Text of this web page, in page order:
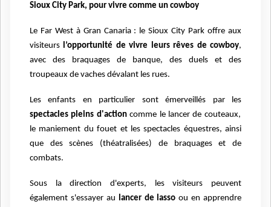
Sioux City Park, pour vivre comme un cowboy
Le Far West à Gran Canaria : le Sioux City Park offre aux
visiteurs l’opportunité de vivre leurs rêves de cowboy,
avec des braquages de banque, des duels et des
troupeaux de vaches dévalant les rues.
Les enfants en particulier sont émerveillés par les
spectacles pleins d'actioncomme le lancer de couteaux,
le maniement du fouet et les spectacles équestres, ainsi
que des scènes (théatralisées) de braquages et de
combats.
Sous la direction d'experts, les visiteurs peuvent
également s'essayer au lancer de lasso ou en apprendre